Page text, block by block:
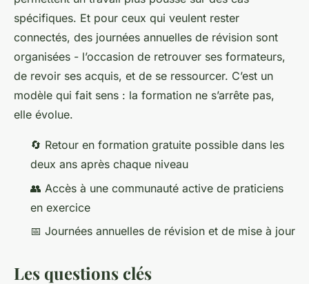
spécifiques. Et pour ceux qui veulent rester
connectés, des journées annuelles de révision sont
organisées - l’occasion de retrouver ses formateurs,
de revoir ses acquis, et de se ressourcer. C’est un
modèle qui fait sens : la formation ne s’arrête pas,
elle évolue.
🔄 Retour en formation gratuite possible dans les
deux ans après chaque niveau
👥 Accès à une communauté active de praticiens
en exercice
📅 Journées annuelles de révision et de mise à jour
Les questions clés